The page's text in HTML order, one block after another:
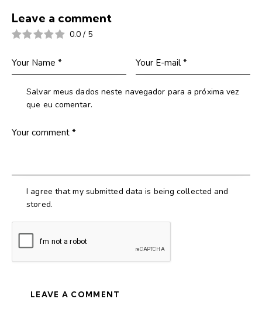
Leave a comment
0.0 / 5
Salvar meus dados neste navegador para a próxima vez
que eu comentar.
I agree that my submitted data is being collected and
stored.